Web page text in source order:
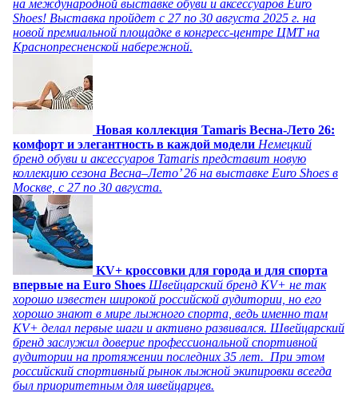
на международной выставке обуви и аксессуаров Euro
Shoes! Выставка пройдет c 27 по 30 августа 2025 г. на
новой премиальной площадке в конгресс-центре ЦМТ на
Краснопресненской набережной.
Новая коллекция Tamaris Весна-Лето 26:
комфорт и элегантность в каждой модели Немецкий
бренд обуви и аксессуаров Tamaris представит новую
коллекцию сезона Весна–Лето’ 26 на выставке Euro Shoes в
Москве, с 27 по 30 августа.
KV+ кроссовки для города и для спорта
впервые на Euro Shoes Швейцарский бренд KV+ не так
хорошо известен широкой российской аудитории, но его
хорошо знают в мире лыжного спорта, ведь именно там
KV+ делал первые шаги и активно развивался. Швейцарский
бренд заслужил доверие профессиональной спортивной
аудитории на протяжении последних 35 лет. При этом
российский спортивный рынок лыжной экипировки всегда
был приоритетным для швейцарцев.